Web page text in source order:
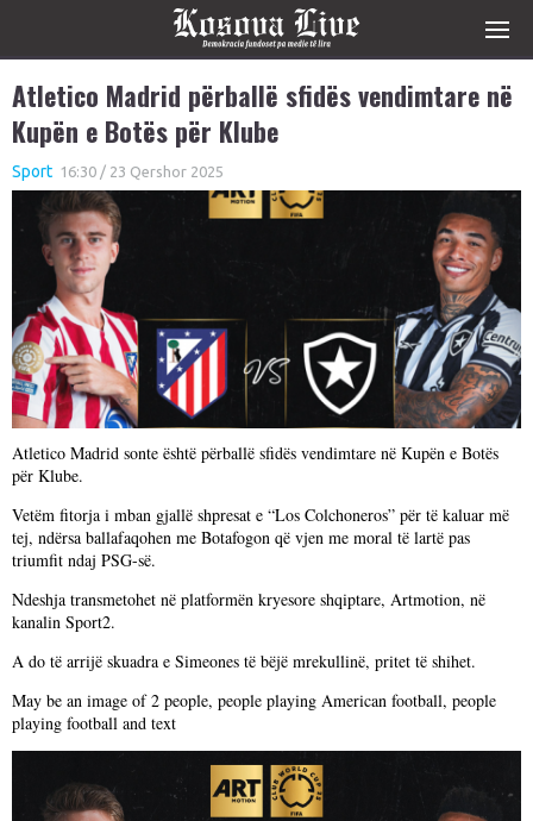
Atletico Madrid përballë sfidës vendimtare në
Kupën e Botës për Klube
Sport 16:30 / 23 Qershor 2025
Atletico Madrid sonte është përballë sfidës vendimtare në Kupën e Botës
për Klube.
Vetëm fitorja i mban gjallë shpresat e “Los Colchoneros” për të kaluar më
tej, ndërsa ballafaqohen me Botafogon që vjen me moral të lartë pas
triumfit ndaj PSG-së.
Ndeshja transmetohet në platformën kryesore shqiptare, Artmotion, në
kanalin Sport2.
A do të arrijë skuadra e Simeones të bëjë mrekullinë, pritet të shihet.
May be an image of 2 people, people playing American football, people
playing football and text